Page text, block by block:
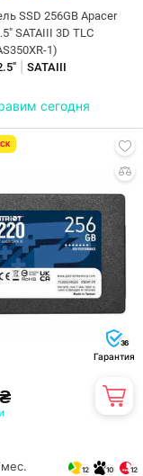
Apacer
SATAIII 3D TLC
1)
SATAIII
сегодня
36
Гарантия
12 10 12